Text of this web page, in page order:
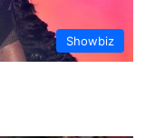
Showbiz